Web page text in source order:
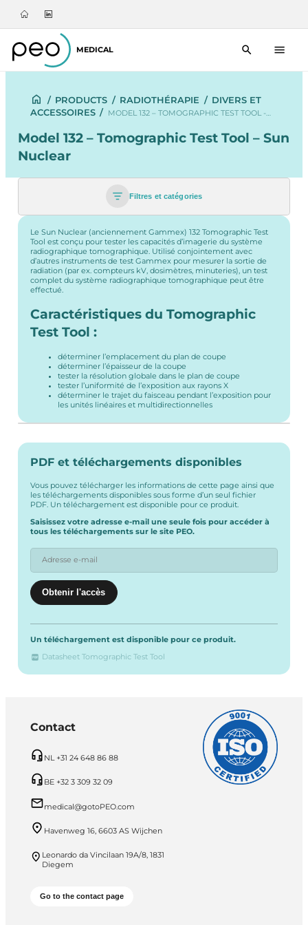
MEDICAL
/ PRODUCTS / RADIOTHÉRAPIE / DIVERS ET
ACCESSOIRES / MODEL 132 – TOMOGRAPHIC TEST TOOL -…
Model 132 – Tomographic Test Tool – Sun
Nuclear
Filtres et catégories
Le Sun Nuclear (anciennement Gammex) 132 Tomographic Test
Tool est conçu pour tester les capacités d’imagerie du système
radiographique tomographique. Utilisé conjointement avec
d’autres instruments de test Gammex pour mesurer la sortie de
radiation (par ex. compteurs kV, dosimètres, minuteries), un test
complet du système radiographique tomographique peut être
effectué.
Caractéristiques du Tomographic
Test Tool :
déterminer l’emplacement du plan de coupe
déterminer l’épaisseur de la coupe
tester la résolution globale dans le plan de coupe
tester l’uniformité de l’exposition aux rayons X
déterminer le trajet du faisceau pendant l’exposition pour
les unités linéaires et multidirectionnelles
PDF et téléchargements disponibles
Vous pouvez télécharger les informations de cette page ainsi que
les téléchargements disponibles sous forme d’un seul fichier
PDF. Un téléchargement est disponible pour ce produit.
Saisissez votre adresse e-mail une seule fois pour accéder à
tous les téléchargements sur le site PEO.
Un téléchargement est disponible pour ce produit.
Datasheet Tomographic Test Tool
Contact
NL +31 24 648 86 88
BE +32 3 309 32 09
medical@gotoPEO.com
Havenweg 16, 6603 AS Wijchen
Leonardo da Vincilaan 19A/8, 1831
Diegem
Go to the contact page